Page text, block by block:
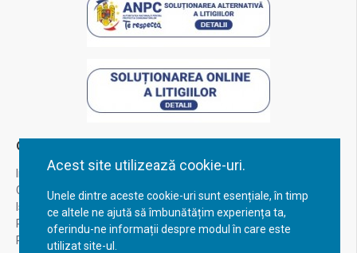
Acest site utilizează cookie-uri.
Unele dintre aceste cookie-uri sunt esențiale, în timp
ce altele ne ajută să îmbunătățim experiența ta,
oferindu-ne informații despre modul în care este
utilizat site-ul.
Contul Meu
Inregistrare
Contul meu
Istoric comenzi
Recuperare parola
Returnare produs